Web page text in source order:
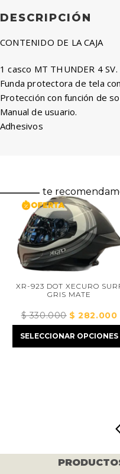
DESCRIPCIÓN
CONTENIDO DE LA CAJA
1 casco MT THUNDER 4 SV.
Funda protectora de tela
Protección con función de
Manual de usuario.
Adhesivos
te
923 DOT XECURO SURF
GRIS MATE
330.000El
precio
original
$282.000El
actual
SELECCIONAR OPCIONES